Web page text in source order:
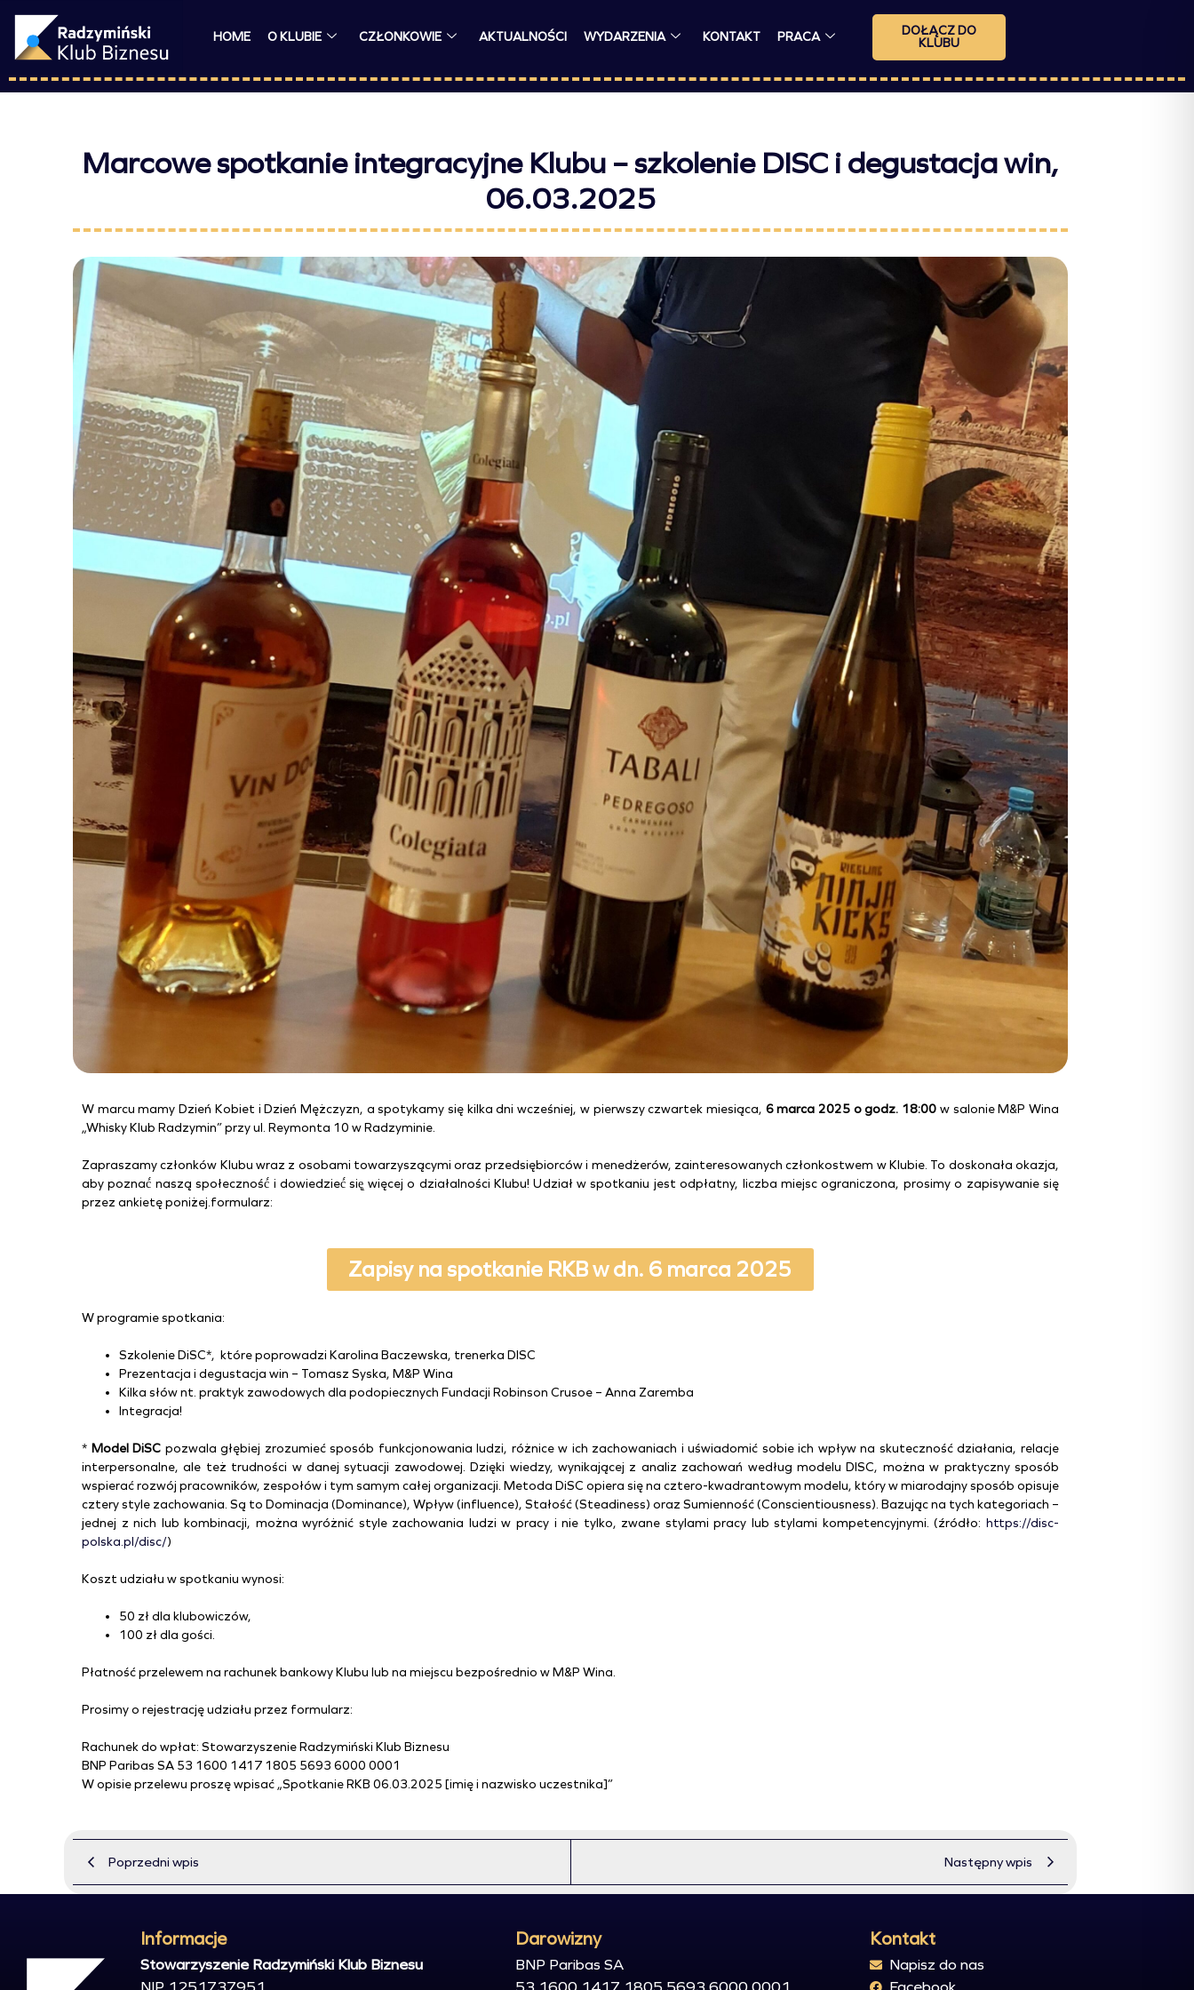
HOME O KLUBIE CZŁONKOWIE AKTUALNOŚCI WYDARZENIA KONTAKT PRACA
DOŁĄCZ DO
KLUBU
Marcowe spotkanie integracyjne Klubu – szkolenie DISC i degustacja win,
06.03.2025
W marcu mamy Dzień Kobiet i Dzień Mężczyzn, a spotykamy się kilka dni wcześniej, w pierwszy czwartek miesiąca, 6 marca 2025 o godz. 18:00 w salonie M&P Wina
„Whisky Klub Radzymin” przy ul. Reymonta 10 w Radzyminie.
Zapraszamy członków Klubu wraz z osobami towarzyszącymi oraz przedsiębiorców i menedżerów, zainteresowanych członkostwem w Klubie. To doskonała okazja,
aby poznać́ naszą społeczność́ i dowiedzieć́ się̨ więcej o działalności Klubu! Udział w spotkaniu jest odpłatny, liczba miejsc ograniczona, prosimy o zapisywanie się
przez ankietę poniżej.formularz:
Zapisy na spotkanie RKB w dn. 6 marca 2025
W programie spotkania:
Szkolenie DiSC*, które poprowadzi Karolina Baczewska, trenerka DISC
Prezentacja i degustacja win – Tomasz Syska, M&P Wina
Kilka słów nt. praktyk zawodowych dla podopiecznych Fundacji Robinson Crusoe – Anna Zaremba
Integracja!
* Model DiSC pozwala głębiej zrozumieć sposób funkcjonowania ludzi, różnice w ich zachowaniach i uświadomić sobie ich wpływ na skuteczność działania, relacje
interpersonalne, ale też trudności w danej sytuacji zawodowej.Dzięki wiedzy, wynikającej z analiz zachowań według modelu DISC, można w praktyczny sposób
wspierać rozwój pracowników, zespołów i tym samym całej organizacji. Metoda DiSC opiera się na cztero-kwadrantowym modelu, który w miarodajny sposób opisuje
cztery style zachowania. Są to Dominacja (Dominance), Wpływ (influence), Stałość (Steadiness) oraz Sumienność (Conscientiousness). Bazując na tych kategoriach –
jednej z nich lub kombinacji, można wyróżnić style zachowania ludzi w pracy i nie tylko, zwane stylami pracy lub stylami kompetencyjnymi. (źródło: https://disc-
polska.pl/disc/)
Koszt udziału w spotkaniu wynosi:
50 zł dla klubowiczów,
100 zł dla gości.
Płatność przelewem na rachunek bankowy Klubu lub na miejscu bezpośrednio w M&P Wina.
Prosimy o rejestrację udziału przez formularz:
Rachunek do wpłat: Stowarzyszenie Radzymiński Klub Biznesu
BNP Paribas SA 53 1600 1417 1805 5693 6000 0001
W opisie przelewu proszę wpisać „Spotkanie RKB 06.03.2025 [imię i nazwisko uczestnika]”
Poprzedni wpis Następny wpis
Informacje
Stowarzyszenie Radzymiński Klub Biznesu
Darowizny
BNP Paribas SA
Kontakt
Napisz do nas